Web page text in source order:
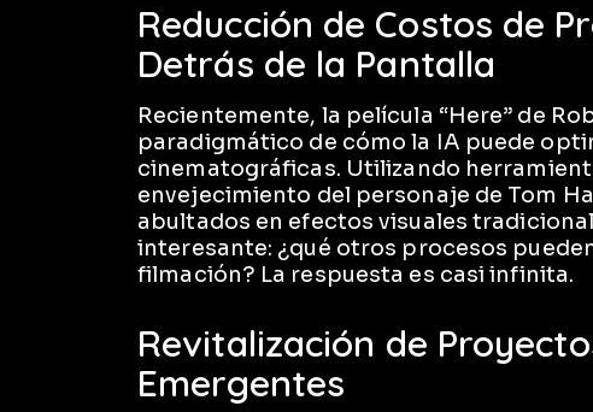
Reducción de Costos de
Detrás de la Pantalla
Recientemente, la película “Here” de
paradigmático de cómo la IA puede
cinematográficas. Utilizando
envejecimiento del personaje de Tom
abultados en efectos visuales
interesante: ¿qué otros procesos
filmación? La respuesta es casi infinita.
Revitalización de
Emergentes